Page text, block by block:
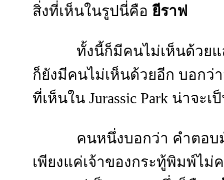
สิ่งที่เห็นในรูปนี่คือ ยีราฟ
ทั้งนี้ก็มีคนไม่เห็นด้วย
ก็ยังมีคนไม่เห็นด้วยอีก บอกว่
ที่เห็นใน Jurassic Park น่าจะเ
คนหนึ่งบอกว่า คำตอบ
เพียงแค่เจ้าของกระทู้พิมพ์ไม่